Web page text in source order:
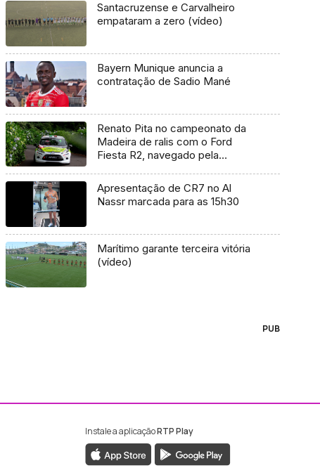
Santacruzense e Carvalheiro
empataram a zero (vídeo)
Bayern Munique anuncia a
contratação de Sadio Mané
Renato Pita no campeonato da
Madeira de ralis com o Ford
Fiesta R2, navegado pela
Apresentação de CR7 no Al
Nassr marcada para as 15h30
Marítimo garante terceira vitória
(vídeo)
PUB
da RTP Madeira
da RTP Madeira
Instale a aplicaçãoRTP Play